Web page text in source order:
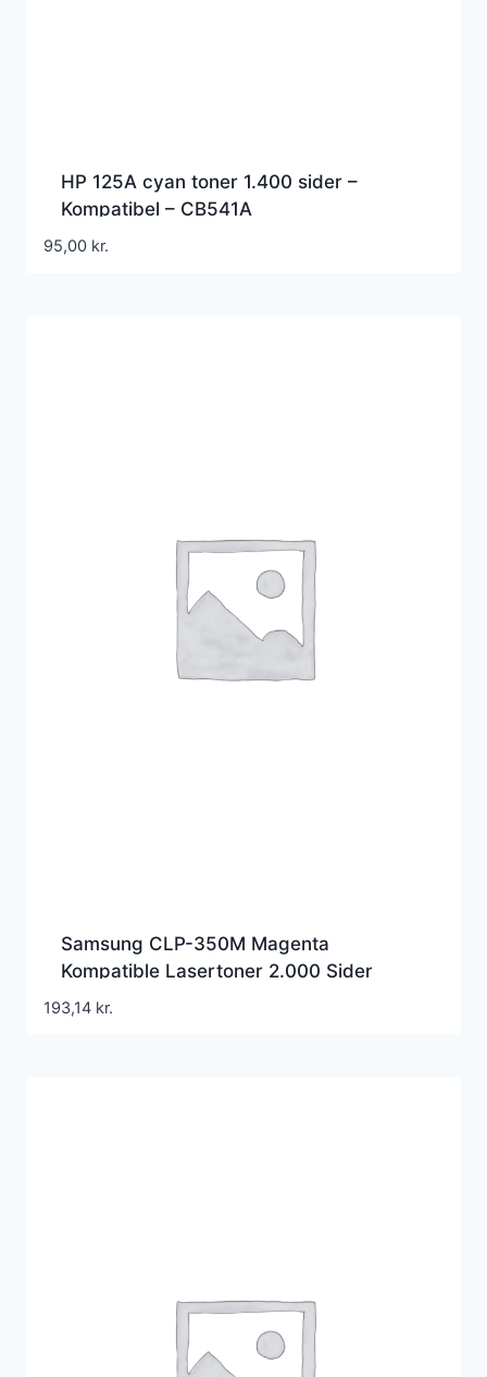
HP 125A cyan toner 1.400 sider –
Kompatibel – CB541A
95,00 kr.
Samsung CLP-350M Magenta
Kompatible Lasertoner 2.000 Sider
193,14 kr.